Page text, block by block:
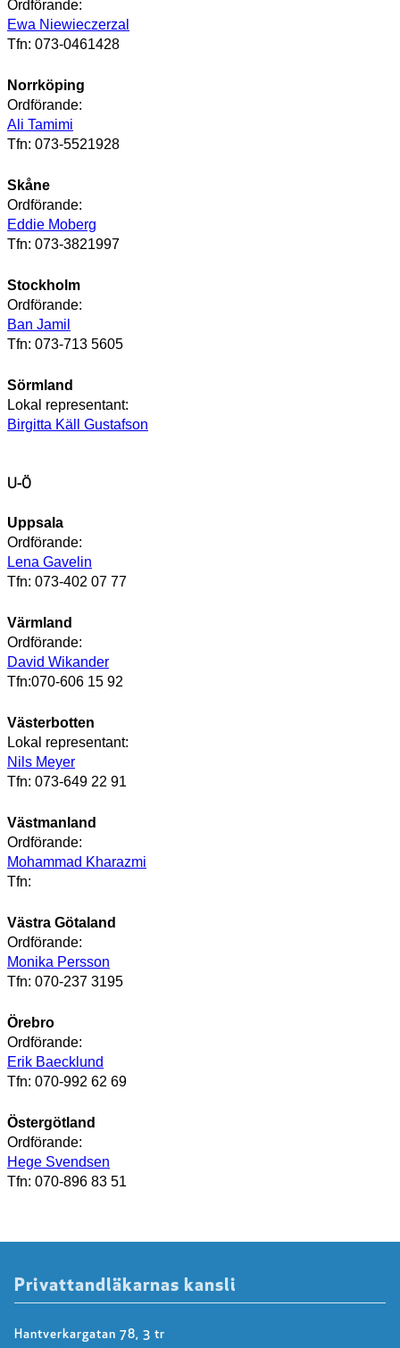
Ordförande:
Ewa Niewieczerzal
Tfn: 073-0461428
Norrköping
Ordförande:
Ali Tamimi
Tfn: 073-5521928
Skåne
Ordförande:
Eddie Moberg
Tfn: 073-3821997
Stockholm
Ordförande:
Ban Jamil
Tfn: 073-713 5605
Sörmland
Lokal representant:
Birgitta Käll Gustafson
U-Ö
Uppsala
Ordförande:
Lena Gavelin
Tfn: 073-402 07 77
Värmland
Ordförande:
David Wikander
Tfn:070-606 15 92
Västerbotten
Lokal representant:
Nils Meyer
Tfn: 073-649 22 91
Västmanland
Ordförande:
Mohammad Kharazmi
Tfn:
Västra Götaland
Ordförande:
Monika Persson
Tfn: 070-237 3195
Örebro
Ordförande:
Erik Baecklund
Tfn: 070-992 62 69
Östergötland
Ordförande:
Hege Svendsen
Tfn: 070-896 83 51
Privattandläkarnas kansli
Hantverkargatan 78, 3 tr